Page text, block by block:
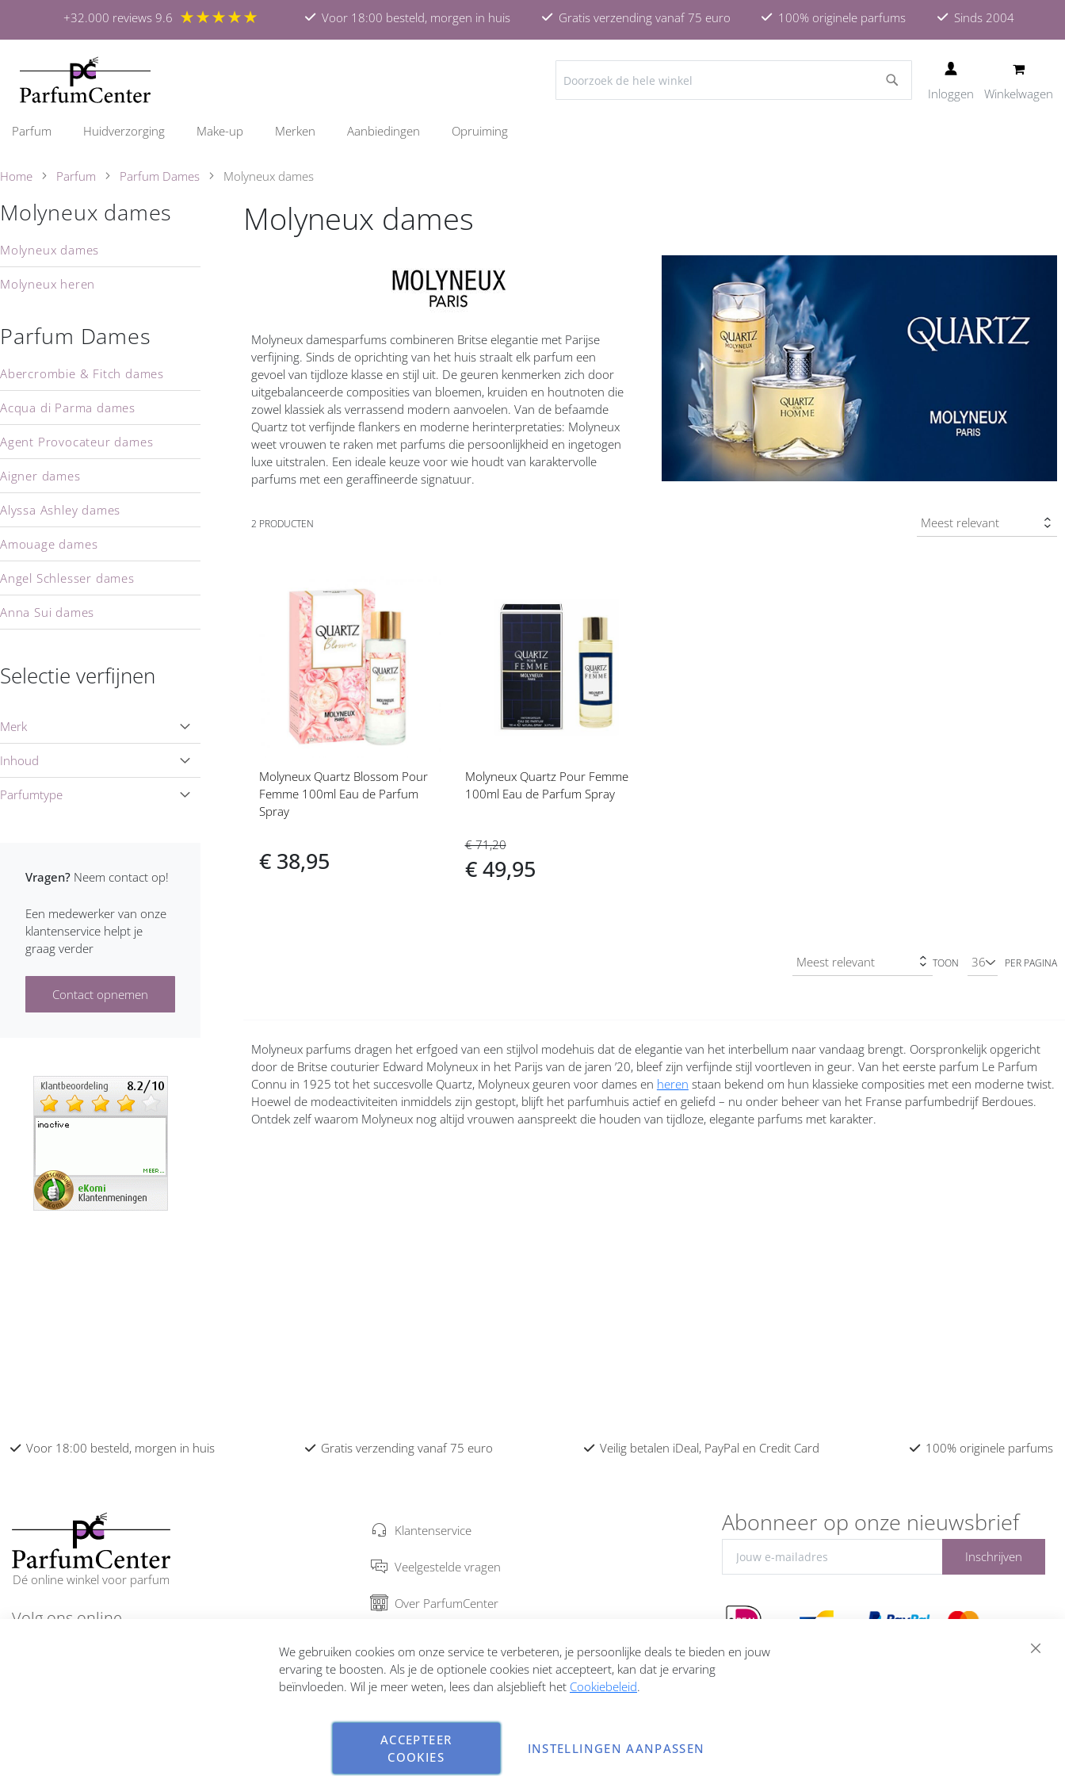
+32.000 reviews 9.6 ★★★★★ Voor 18:00 besteld, morgen in huis Gratis verzending vanaf 75 euro 100% originele parfums Sinds 2004
Inloggen Winkelwagen
ZOEKEN
Parfum Huidverzorging Make-up Merken Aanbiedingen Opruiming
Home Parfum Parfum Dames Molyneux dames
Molyneux dames
Molyneux damesparfums combineren Britse elegantie met Parijse
verfijning. Sinds de oprichting van het huis straalt elk parfum een
gevoel van tijdloze klasse en stijl uit. De geuren kenmerken zich door
uitgebalanceerde composities van bloemen, kruiden en houtnoten die
zowel klassiek als verrassend modern aanvoelen. Van de befaamde
Quartz tot verfijnde flankers en moderne herinterpretaties: Molyneux
weet vrouwen te raken met parfums die persoonlijkheid en ingetogen
luxe uitstralen. Een ideale keuze voor wie houdt van karaktervolle
parfums met een geraffineerde signatuur.
2 PRODUCTEN
Voeg
verlanglijst
Molyneux Quartz Blossom Pour
Femme 100ml Eau de Parfum
Spray
€ 38,95
Voeg
verlanglijst
Molyneux Quartz Pour Femme
100ml Eau de Parfum Spray
€ 71,20
€ 49,95
TOON PER PAGINA
Molyneux parfums dragen het erfgoed van een stijlvol modehuis dat de elegantie van het interbellum naar vandaag brengt. Oorspronkelijk opgericht
door de Britse couturier Edward Molyneux in het Parijs van de jaren ’20, bleef zijn verfijnde stijl voortleven in geur. Van het eerste parfum Le Parfum
Connu in 1925 tot het succesvolle Quartz, Molyneux geuren voor dames en heren staan bekend om hun klassieke composities met een moderne twist.
Hoewel de modeactiviteiten inmiddels zijn gestopt, blijft het parfumhuis actief en geliefd – nu onder beheer van het Franse parfumbedrijf Berdoues.
Ontdek zelf waarom Molyneux nog altijd vrouwen aanspreekt die houden van tijdloze, elegante parfums met karakter.
Molyneux dames
Molyneux dames
Molyneux heren
Parfum Dames
Abercrombie & Fitch dames
Acqua di Parma dames
Agent Provocateur dames
Aigner dames
Alyssa Ashley dames
Amouage dames
Angel Schlesser dames
Anna Sui dames
Annick Goutal dames
Ariana Grande dames
Aristocrazy dames
Armani dames
Azzaro dames
Benetton dames
Bijan dames
Boucheron dames
Bruno Banani dames
Burberry dames
Bvlgari dames
Chopard dames
Clean dames
Selectie verfijnen
Merk
Inhoud
Parfumtype
Vragen? Neem contact op!
Een medewerker van onze
klantenservice helpt je
graag verder
Contact opnemen
Voor 18:00 besteld, morgen in huis Gratis verzending vanaf 75 euro Veilig betalen iDeal, PayPal en Credit Card 100% originele parfums
Dé online winkel voor parfum
Volg ons online
Klantenservice
Veelgestelde vragen
Over ParfumCenter
Garantie en retourneren
Abonneer op onze nieuwsbrief
Inschrijven
Copyright © 2026 ParfumCenter.nl. All rights reserved.
We gebruiken cookies om onze service te verbeteren, je persoonlijke deals te bieden en jouw
ervaring te boosten. Als je de optionele cookies niet accepteert, kan dat je ervaring
beïnvloeden. Wil je meer weten, lees dan alsjeblieft het Cookiebeleid.
ACCEPTEER
COOKIES
INSTELLINGEN AANPASSEN